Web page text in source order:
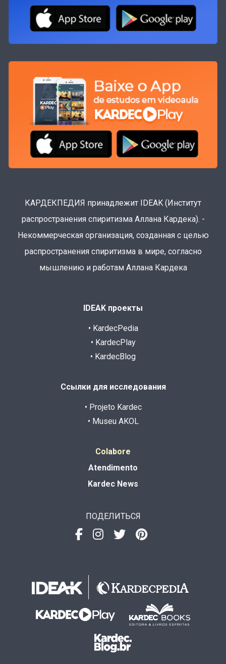
КАРДЕКПЕДИЯ принадлежит IDEAK (Институт
распространения спиритизма Аллана Кардека). -
Некоммерческая организация, созданная с целью
распространения спиритизма в мире, согласно
мышлению и работам Аллана Кардека
IDEAK проекты
• KardecPedia
• KardecPlay
• KardecBlog
Ссылки для исследования
• Projeto Kardec
• Museu AKOL
Colabore
Atendimento
Kardec News
ПОДЕЛИТЬСЯ